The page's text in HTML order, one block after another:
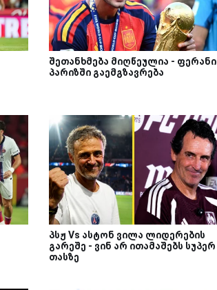
შეთანხმება მიღწეულია - ფერანი
პარიზში გაემგზავრება
პსჟ Vs ასტონ ვილა ლიდერების
გარეშე - ვინ არ ითამაშებს სუპერ
თასზე